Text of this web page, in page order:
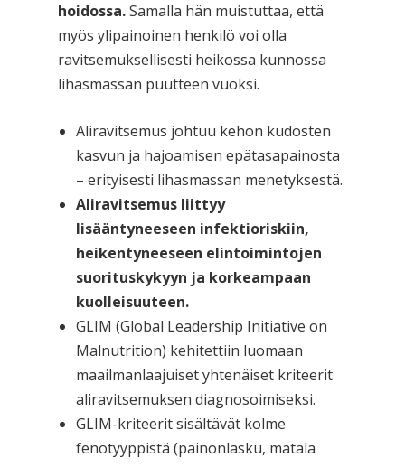
hoidossa.Samalla hän muistuttaa, että
myös ylipainoinen henkilö voi olla
ravitsemuksellisesti heikossa kunnossa
lihasmassan puutteen vuoksi.
Aliravitsemus johtuu kehon kudosten
kasvun ja hajoamisen epätasapainosta
– erityisesti lihasmassan menetyksestä.
Aliravitsemus liittyy
lisääntyneeseen infektioriskiin,
heikentyneeseen elintoimintojen
suorituskykyyn ja korkeampaan
kuolleisuuteen.
GLIM (Global Leadership Initiative on
Malnutrition) kehitettiin luomaan
maailmanlaajuiset yhtenäiset kriteerit
aliravitsemuksen diagnosoimiseksi.
GLIM-kriteerit sisältävät kolme
fenotyyppistä (painonlasku, matala